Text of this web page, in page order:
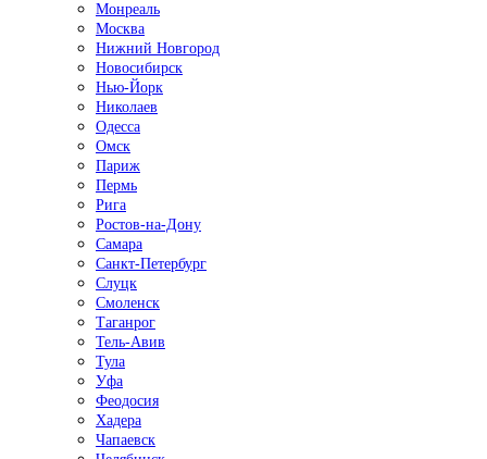
Монреаль
Москва
Нижний Новгород
Новосибирск
Нью-Йорк
Николаев
Одесса
Омск
Париж
Пермь
Рига
Ростов-на-Дону
Самара
Санкт-Петербург
Слуцк
Смоленск
Таганрог
Тель-Авив
Тула
Уфа
Феодосия
Хадера
Чапаевск